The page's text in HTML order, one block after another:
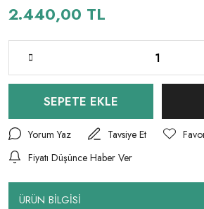
2.440,00 TL
SEPETE EKLE
Yorum Yaz
Tavsiye Et
Fiyatı Düşünce Haber Ver
ÜRÜN BİLGİSİ